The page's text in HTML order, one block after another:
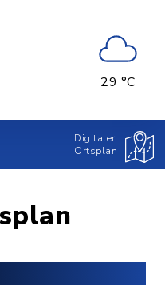
29 °C
Digitaler
Ortsplan